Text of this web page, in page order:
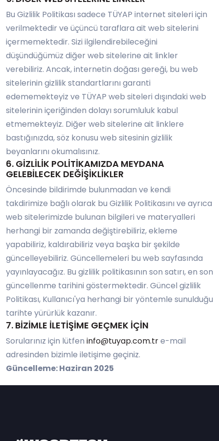
Bu Gizlilik Politikası sadece TÜYAP internet siteleri için
verilmektedir ve üçüncü taraflara ait web sitelerini
içermemektedir. Sizi ilgilendirebileceğini
düşündüğümüz diğer web sitelerine ait linkler
verebiliriz. Ancak, internetin doğası gereği, bu web
sitelerinin gizlilik standartlarını garanti
edememekteyiz ve TÜYAP web siteleri dışındaki web
sitelerinin içeriğinden dolayı sorumluluk kabul
etmemekteyiz. Diğer web sitelerine ait linklere
bastığınızda, söz konusu web sitesinin gizlilik
beyanlarını okumalısınız.
6. GİZLİLİK POLİTİKAMIZDA MEYDANA
GELEBİLECEK DEĞİŞİKLİKLER
Öncesinde bildirimde bulunmadan ve kendi
takdirimize bağlı olarak bu Gizlilik Politikasını ve ayrıca
web sitelerimizde bulunan bilgileri ve materyalleri
herhangi bir zamanda değiştirebiliriz, ekleme
yapabiliriz, kaldırabiliriz veya başka bir şekilde
güncelleyebiliriz. Güncellemeleri bu web sayfasında
yayınlayacağız. Bu gizlilik politikasının son satırı, en son
güncellenme tarihini göstermektedir. Güncel gizlilik
Politikası, Kullanıcı'ya herhangi bir yöntemle sunulduğu
tarihte yürürlük kazanır.
7. BİZİMLE İLETİŞİME GEÇMEK İÇİN
Sorularınız için lütfen info@tuyap.com.tre-mail
adresinden bizimle iletişime geçiniz.
Güncelleme: Haziran 2025